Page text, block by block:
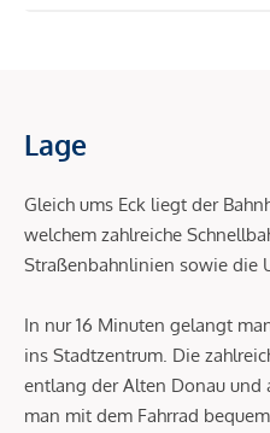
Lage
Gleich ums Eck liegt der
welchem zahlreiche
Straßenbahnlinien sowie die
In nur 16 Minuten gelangt
ins Stadtzentrum. Die
entlang der Alten Donau und
man mit dem Fahrrad